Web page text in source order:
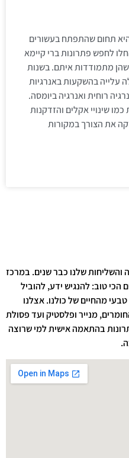
תחום שהתפתח בעשורים
לחפש פתרונות ברי קיימא
שהן מתמודדות איתם. בשנות
עלייה בהשקעות באנרגיות
רוחית ואנרגיה ביומסה.
שינויי אקלים והזדקנות
את הצורך במקורות
והשליחות שלנו כבר שנים. במרכז
טוב: להנגיש ידע, להוביל
מהחיים של כולנו. אצלנו
מנייר ופלסטיק ועד פסולת
בהתאמה אישית למי שרוצה